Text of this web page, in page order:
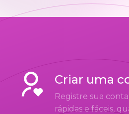
Criar uma
Registre sua
rápidas e fáceis,